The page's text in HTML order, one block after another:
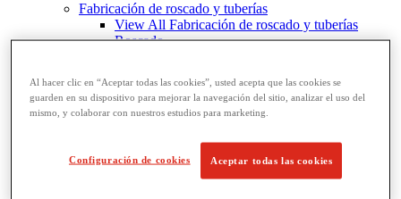
Fabricación de roscado y tuberías
View All Fabricación de roscado y tuberías
Roscado
Prensas y soportes de tornillo para tubos
Corte y fabricación de tubos
Al hacer clic en “Aceptar todas las cookies”, usted acepta que las cookies se
guarden en su dispositivo para mejorar la navegación del sitio, analizar el uso del
mismo, y colaborar con nuestros estudios para marketing.
Configuración de cookies Aceptar todas las cookies